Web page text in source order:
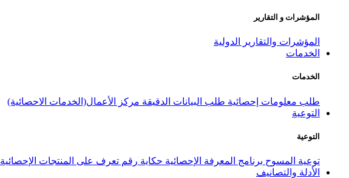
المؤشرات و التقارير
المؤشرات والتقارير الدولية
الخدمات
الخدمات
طلب معلومات إحصائية طلب البيانات الدقيقة مركز الأعمال(الخدمات الاحصائية)
التوعية
التوعية
توعية المسوح برنامج المعرفة الإحصائية حكاية رقم تعرف على المنتجات الإحصائية
الأدلة والتصانيف